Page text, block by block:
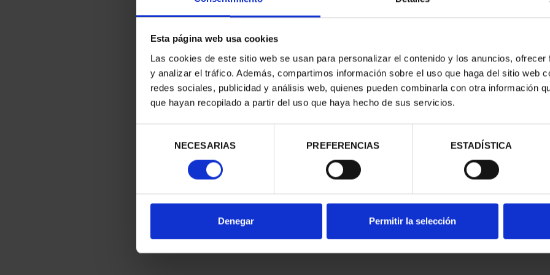
Esta página web usa cookies
Las cookies de este sitio web se usan para personalizar el contenido y los anuncios,
y analizar el tráfico. Además, compartimos información sobre el uso que haga del sitio web
redes sociales, publicidad y análisis web, quienes pueden combinarla con otra información
que hayan recopilado a partir del uso que haya hecho de sus servicios.
consentimiento
NECESARIAS PREFERENCIAS ESTADÍSTICA
Denegar Permitir la selección
Compartir
En el anverso se reproduce
200 Saeta. En la parte
exterior de la moneda, una
las formas de las nubes y,
ESPAÑA y el año de
En el reverso (común a
una hélice de dos palas;
AVIACIÓN; debajo de la
EURO y la marca de
las imágenes de dos